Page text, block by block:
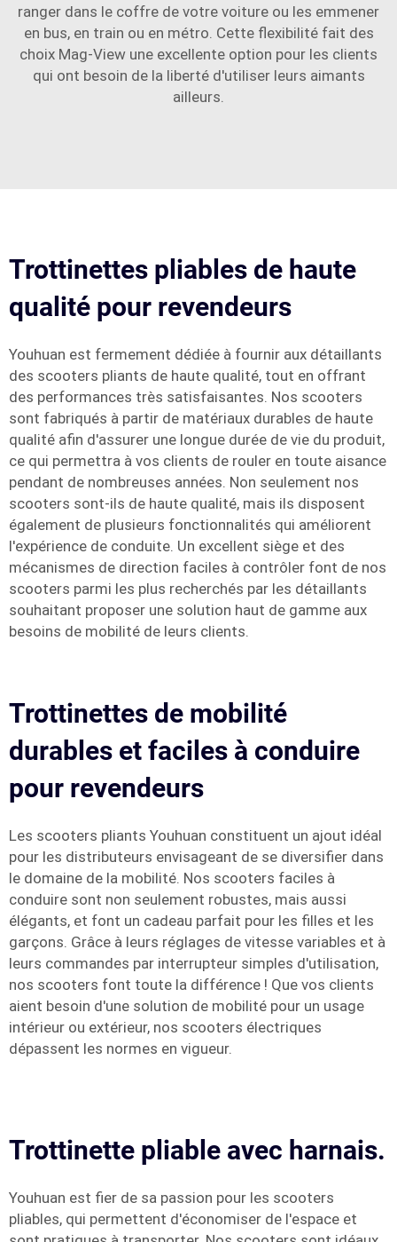
ranger dans le coffre de votre voiture ou les emmener
en bus, en train ou en métro. Cette flexibilité fait des
choix Mag-View une excellente option pour les clients
qui ont besoin de la liberté d'utiliser leurs aimants
ailleurs.
Trottinettes pliables de haute
qualité pour revendeurs
Youhuan est fermement dédiée à fournir aux détaillants
des scooters pliants de haute qualité, tout en offrant
des performances très satisfaisantes. Nos scooters
sont fabriqués à partir de matériaux durables de haute
qualité afin d'assurer une longue durée de vie du produit,
ce qui permettra à vos clients de rouler en toute aisance
pendant de nombreuses années. Non seulement nos
scooters sont-ils de haute qualité, mais ils disposent
également de plusieurs fonctionnalités qui améliorent
l'expérience de conduite. Un excellent siège et des
mécanismes de direction faciles à contrôler font de nos
scooters parmi les plus recherchés par les détaillants
souhaitant proposer une solution haut de gamme aux
besoins de mobilité de leurs clients.
Trottinettes de mobilité
durables et faciles à conduire
pour revendeurs
Les scooters pliants Youhuan constituent un ajout idéal
pour les distributeurs envisageant de se diversifier dans
le domaine de la mobilité. Nos scooters faciles à
conduire sont non seulement robustes, mais aussi
élégants, et font un cadeau parfait pour les filles et les
garçons. Grâce à leurs réglages de vitesse variables et à
leurs commandes par interrupteur simples d'utilisation,
nos scooters font toute la différence ! Que vos clients
aient besoin d'une solution de mobilité pour un usage
intérieur ou extérieur, nos scooters électriques
dépassent les normes en vigueur.
Trottinette pliable avec harnais.
Youhuan est fier de sa passion pour les scooters
pliables, qui permettent d'économiser de l'espace et